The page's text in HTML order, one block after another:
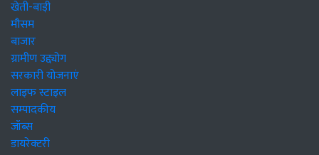
खेती-बाड़ी
मौसम
बाजार
ग्रामीण उद्द्योग
सरकारी योजनाएं
लाइफ स्टाइल
सम्पादकीय
जॉब्स
डायरेक्टरी